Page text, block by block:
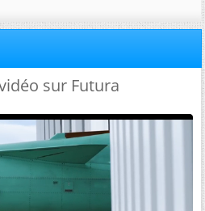
sur Futura